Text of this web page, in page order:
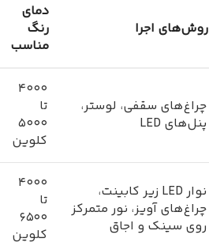
روش‌های اجرا
دمای
رنگ
مناسب
چراغ‌های سقفی، لوستر،
پنل‌های LED
۴۰۰۰
تا
۵۰۰۰
کلوین
نوار LED زیر کابینت،
چراغ‌های آویز، نور متمرکز
روی سینک و اجاق
۴۰۰۰
تا
۶۵۰۰
کلوین